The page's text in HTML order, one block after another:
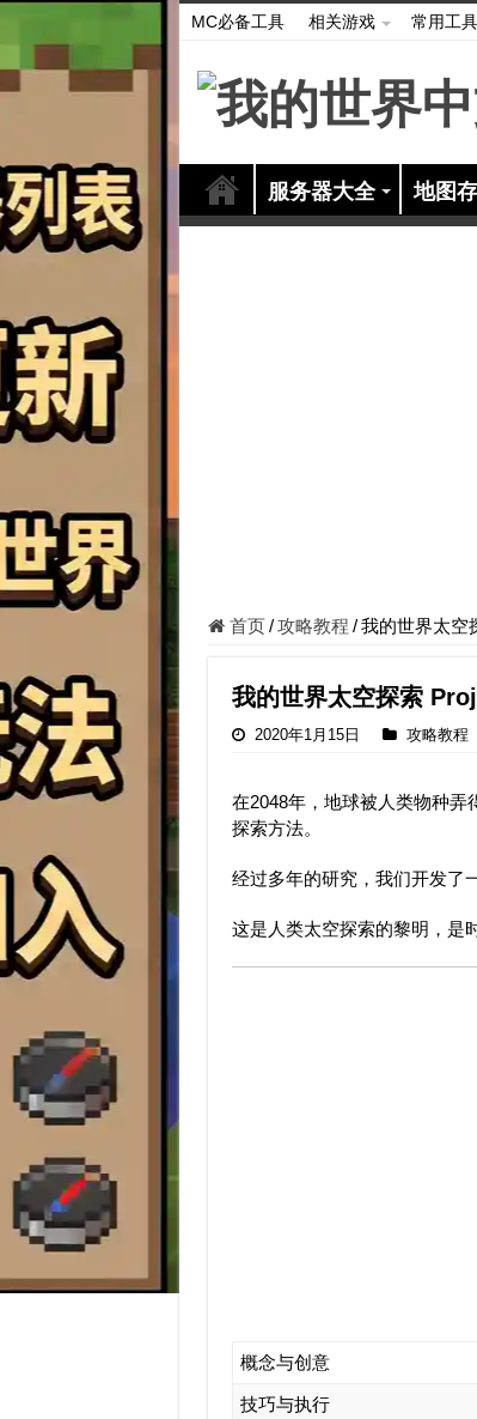
MC必备工具 相关游戏 常用工具
服务器大全 地图
首页 / 攻略教程 / 我的世界太空
我的世界太空探索
2020年1月15日 攻略教程
在2048年，地球被人类物种
探索方法。
经过多年的研究，我们开发了
这是人类太空探索的黎明，是
概念与创意
技巧与执行